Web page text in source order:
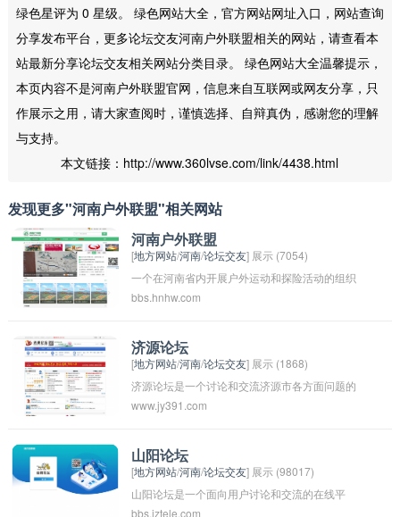
绿色星评为 0 星级。 绿色网站大全，官方网站网址入口，网站查询
分享发布平台，更多论坛交友河南户外联盟相关的网站，请查看本
站最新分享论坛交友相关网站分类目录。 绿色网站大全温馨提示，
本页内容不是河南户外联盟官网，信息来自互联网或网友分享，只
作展示之用，请大家查阅时，谨慎选择、自辩真伪，感谢您的理解
与支持。
本文链接：http://www.360lvse.com/link/4438.html
发现更多"河南户外联盟"相关网站
河南户外联盟
[地方网站/河南/论坛交友] 展示 (7054)
一个在河南省内开展户外运动和探险活动的组织
联盟。他们通过组织各种户外活动，如徒步、露
的乐趣和挑战。同时，他们也致力于推广户外运
动的文化和理念，倡导健康、绿色、可持续的生
活方式。通过参与河南户外联盟的活动，人们可
以结识志同道合的伙伴，享受户外探险的乐趣，
bbs.hnhw.com
济源论坛
[地方网站/河南/论坛交友] 展示 (1868)
济源论坛是一个讨论和交流济源市各方面问题的
平台。用户可以在论坛上发布自己的观点，交流
力于促进社区内的交流和合作，帮助人们更好地
了解和发展济源市。
www.jy391.com
山阳论坛
[地方网站/河南/论坛交友] 展示 (98017)
山阳论坛是一个面向用户讨论和交流的在线平
bbs.jztele.com